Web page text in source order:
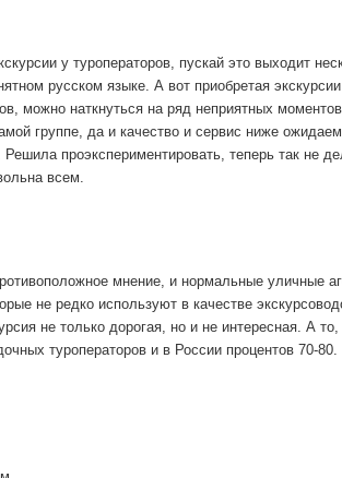
у туроператоров, пускай это выходит
русском языке. А вот приобретая
можно наткнуться на ряд неприятных
группе, да и качество и сервис ниже
проэкспериментировать, теперь так не
всем.
мнение, и нормальные уличные
не редко используют в качестве
не только дорогая, но и не интересная. А
туроператоров и в России процентов 70-